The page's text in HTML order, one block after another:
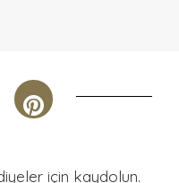
için kaydolun.